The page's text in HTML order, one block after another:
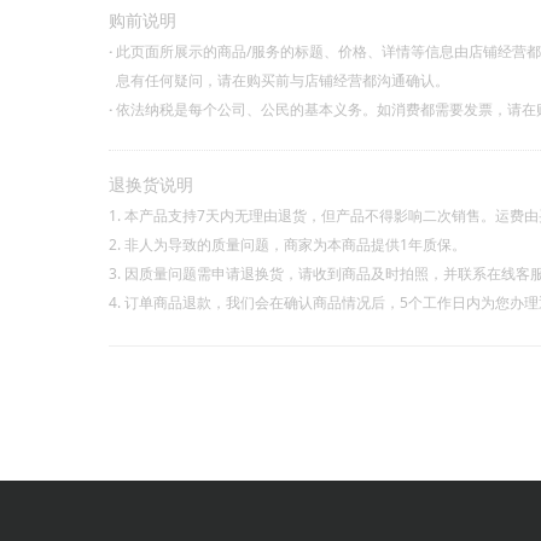
购前说明
· 此页面所展示的商品/服务的标题、价格、详情等信息由店铺经营
息有任何疑问，请在购买前与店铺经营都沟通确认。
·依法纳税是每个公司、公民的基本义务。如消费都需要发票，请
退换货说明
1. 本产品支持7天内无理由退货，但产品不得影响二次销售。运费
2. 非人为导致的质量问题，商家为本商品提供1年质保。
3. 因质量问题需申请退换货，请收到商品及时拍照，并联系在线客
4. 订单商品退款，我们会在确认商品情况后，5个工作日内为您办